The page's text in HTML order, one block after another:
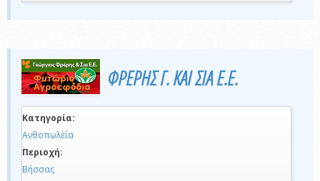
ΦΡΕΡΗΣ Γ. ΚΑΙ ΣΙΑ Ε.Ε.
Κατηγορία:
Ανθοπωλεία
Περιοχή:
Βήσσας